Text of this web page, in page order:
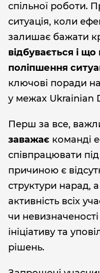
спільної роботи.
ситуація, коли
залишає бажати
відбувається і
поліпшення
ключові поради
у межах Ukrainian
Перш за все,
заважає команді
співпрацювати
причиною є
структури нарад,
активність всіх
чи
ініціативу та
рішень.